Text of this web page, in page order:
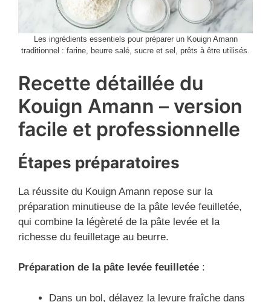
Les ingrédients essentiels pour préparer un Kouign Amann
traditionnel : farine, beurre salé, sucre et sel, prêts à être utilisés.
Recette détaillée du
Kouign Amann – version
facile et professionnelle
Étapes préparatoires
La réussite du Kouign Amann repose sur la
préparation minutieuse de la pâte levée feuilletée,
qui combine la légèreté de la pâte levée et la
richesse du feuilletage au beurre.
Préparation de la pâte levée feuilletée :
Dans un bol, délayez la levure fraîche dans